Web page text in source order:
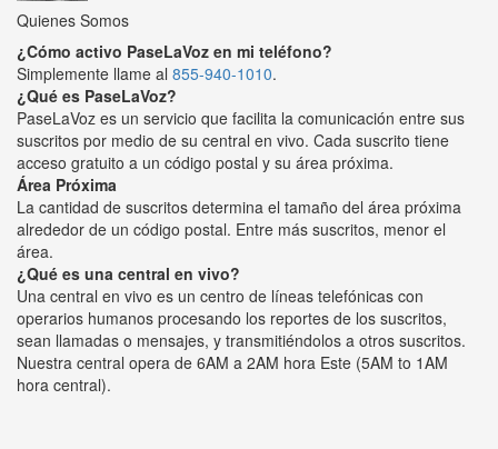
Quienes Somos
¿Cómo activo PaseLaVoz en mi teléfono?
Simplemente llame al 855-940-1010.
¿Qué es PaseLaVoz?
PaseLaVoz es un servicio que facilita la comunicación entre sus
suscritos por medio de su central en vivo. Cada suscrito tiene
acceso gratuito a un código postal y su área próxima.
Área Próxima
La cantidad de suscritos determina el tamaño del área próxima
alrededor de un código postal. Entre más suscritos, menor el
área.
¿Qué es una central en vivo?
Una central en vivo es un centro de líneas telefónicas con
operarios humanos procesando los reportes de los suscritos,
sean llamadas o mensajes, y transmitiéndolos a otros suscritos.
Nuestra central opera de 6AM a 2AM hora Este (5AM to 1AM
hora central).